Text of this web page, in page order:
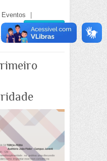
Eventos
Read more